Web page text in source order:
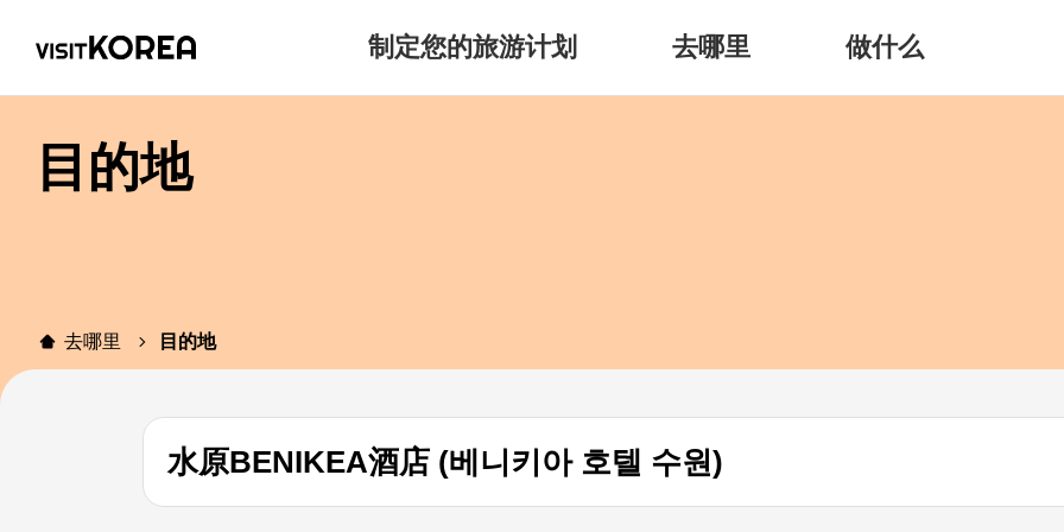
制定您的旅游计划 去哪里 做什么
目的地
去哪里 目的地
水原BENIKEA酒店 (베니키아 호텔 수원)